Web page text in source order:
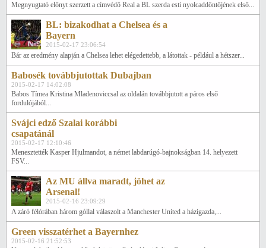
Megnyugtató előnyt szerzett a címvédő Real a BL szerda esti nyolcaddöntőjének első...
BL: bizakodhat a Chelsea és a
Bayern
2015-02-17 23:06:54
Bár az eredmény alapján a Chelsea lehet elégedettebb, a látottak - például a hétszer...
Babosék továbbjutottak Dubajban
2015-02-17 14:02:08
Babos Tímea Kristina Mladenoviccsal az oldalán továbbjutott a páros első
fordulójából...
Svájci edző Szalai korábbi
csapatánál
2015-02-17 12:10:46
Menesztették Kasper Hjulmandot, a német labdarúgó-bajnokságban 14. helyezett
FSV...
Az MU állva maradt, jöhet az
Arsenal!
2015-02-16 23:09:29
A záró félórában három góllal válaszolt a Manchester United a házigazda,...
Green visszatérhet a Bayernhez
2015-02-16 21:52:53